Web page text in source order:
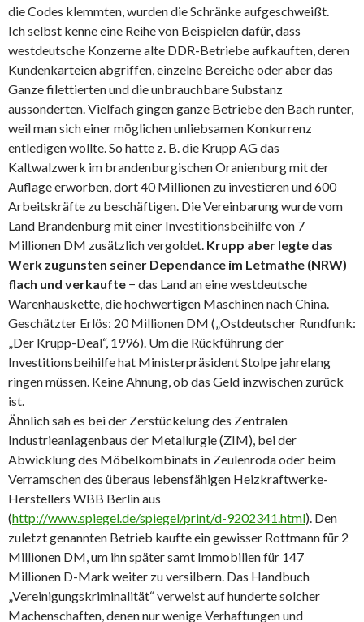
die Codes klemmten, wurden die Schränke aufgeschweißt.
Ich selbst kenne eine Reihe von Beispielen dafür, dass
westdeutsche Konzerne alte DDR-Betriebe aufkauften, deren
Kundenkarteien abgriffen, einzelne Bereiche oder aber das
Ganze filettierten und die unbrauchbare Substanz
aussonderten. Vielfach gingen ganze Betriebe den Bach runter,
weil man sich einer möglichen unliebsamen Konkurrenz
entledigen wollte. So hatte z. B. die Krupp AG das
Kaltwalzwerk im brandenburgischen Oranienburg mit der
Auflage erworben, dort 40 Millionen zu investieren und 600
Arbeitskräfte zu beschäftigen. Die Vereinbarung wurde vom
Land Brandenburg mit einer Investitionsbeihilfe von 7
Millionen DM zusätzlich vergoldet. Krupp aber legte das
Werk zugunsten seiner Dependance im Letmathe (NRW)
flach und verkaufte − das Land an eine westdeutsche
Warenhauskette, die hochwertigen Maschinen nach China.
Geschätzter Erlös: 20 Millionen DM („Ostdeutscher Rundfunk:
„Der Krupp-Deal“, 1996). Um die Rückführung der
Investitionsbeihilfe hat Ministerpräsident Stolpe jahrelang
ringen müssen. Keine Ahnung, ob das Geld inzwischen zurück
ist.
Ähnlich sah es bei der Zerstückelung des Zentralen
Industrieanlagenbaus der Metallurgie (ZIM), bei der
Abwicklung des Möbelkombinats in Zeulenroda oder beim
Verramschen des überaus lebensfähigen Heizkraftwerke-
Herstellers WBB Berlin aus
(http://www.spiegel.de/spiegel/print/d-9202341.html). Den
zuletzt genannten Betrieb kaufte ein gewisser Rottmann für 2
Millionen DM, um ihn später samt Immobilien für 147
Millionen D-Mark weiter zu versilbern. Das Handbuch
„Vereinigungskriminalität“ verweist auf hunderte solcher
Machenschaften, denen nur wenige Verhaftungen und